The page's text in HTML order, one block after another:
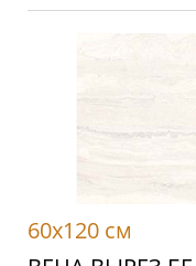
60x120 см